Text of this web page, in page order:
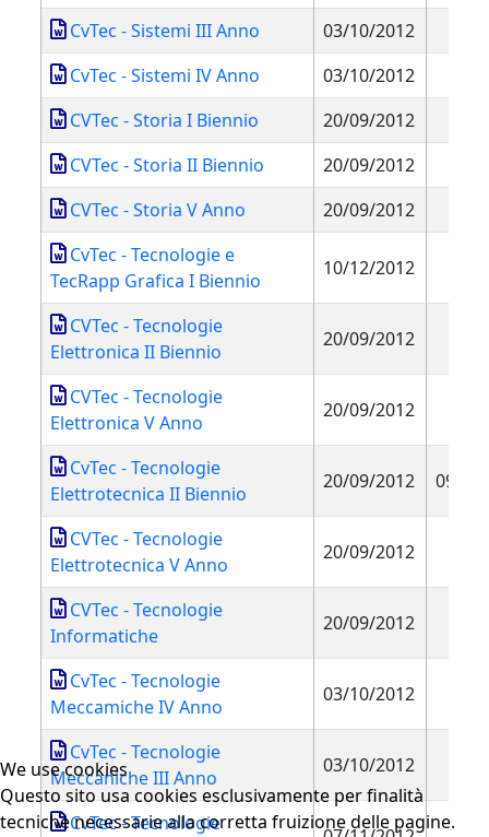
CvTec - Sistemi III Anno
03/10/2012
CvTec - Sistemi IV Anno
03/10/2012
CVTec - Storia I Biennio
20/09/2012
CVTec - Storia II Biennio
20/09/2012
CVTec - Storia V Anno
20/09/2012
CvTec - Tecnologie e
TecRapp Grafica I Biennio
10/12/2012
CVTec - Tecnologie
Elettronica II Biennio
20/09/2012
CVTec - Tecnologie
Elettronica V Anno
20/09/2012
CvTec - Tecnologie
Elettrotecnica II Biennio
20/09/2012 09/
CVTec - Tecnologie
Elettrotecnica V Anno
20/09/2012
CVTec - Tecnologie
Informatiche
20/09/2012
CvTec - Tecnologie
Meccamiche IV Anno
03/10/2012
CvTec - Tecnologie
Meccaniche III Anno
03/10/2012
CvTec - Tecnologie
We use cookies
Questo sito usa cookies esclusivamente per finalità
tecniche necessarie alla corretta fruizione delle pagine.